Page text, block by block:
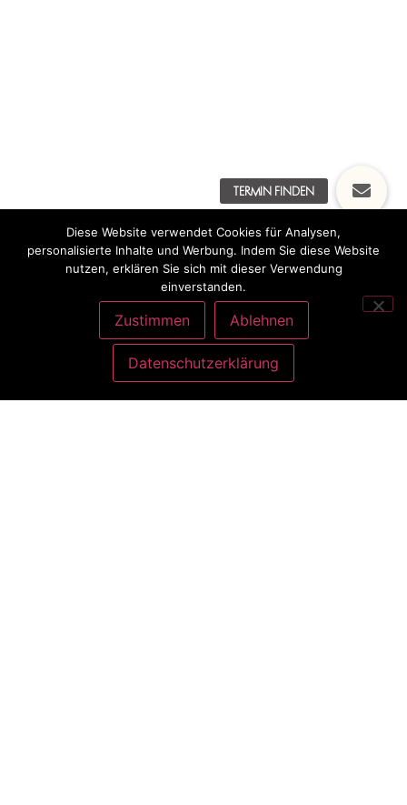
Diese Website verwendet Cookies für Analysen,
personalisierte Inhalte und Werbung. Indem Sie diese Website
nutzen, erklären Sie sich mit dieser Verwendung
einverstanden.
Zustimmen Ablehnen
Datenschutzerklärung